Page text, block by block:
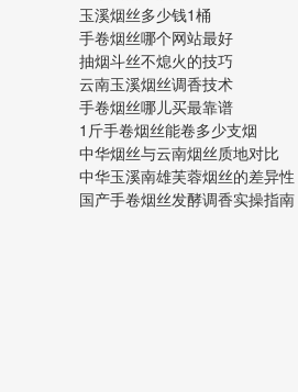
玉溪烟丝多少钱1桶
手卷烟丝哪个网站最好
抽烟斗丝不熄火的技巧
云南玉溪烟丝调香技术
手卷烟丝哪儿买最靠谱
1斤手卷烟丝能卷多少支烟
中华烟丝与云南烟丝质地对比
中华玉溪南雄芙蓉烟丝的差异性
国产手卷烟丝发酵调香实操指南